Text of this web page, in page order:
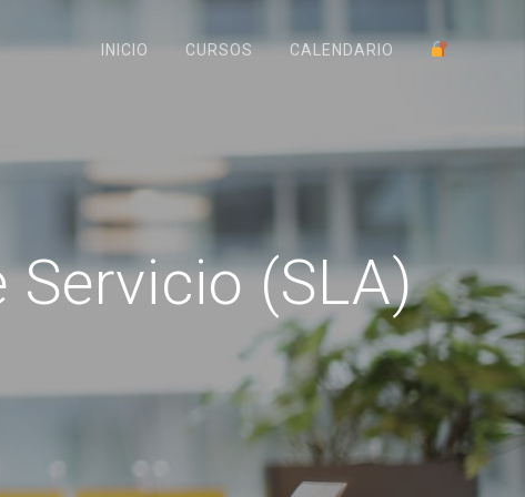
INICIO CURSOS CALENDARIO
Servicio (SLA)